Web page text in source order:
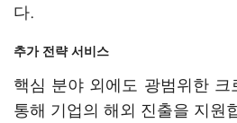
다.
추가 전략 서비스
핵심 분야 외에도 광범위한
통해 기업의 해외 진출을 지원